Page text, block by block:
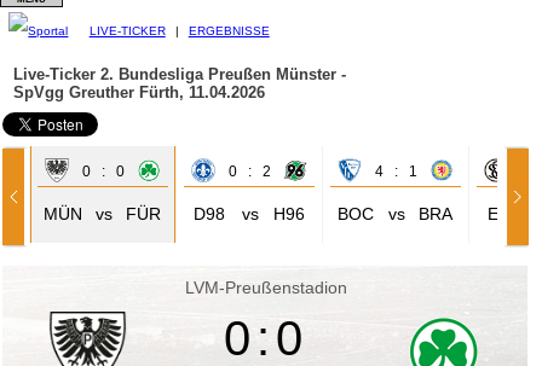
LIVE-TICKER | ERGEBNISSE
Live-Ticker 2. Bundesliga Preußen Münster -
SpVgg Greuther Fürth, 11.04.2026
0 : 0
MÜN vs FÜR
0 : 2
D98 vs H96
4 : 1
BOC vs BRA ELV
LVM-Preußenstadion
0:0